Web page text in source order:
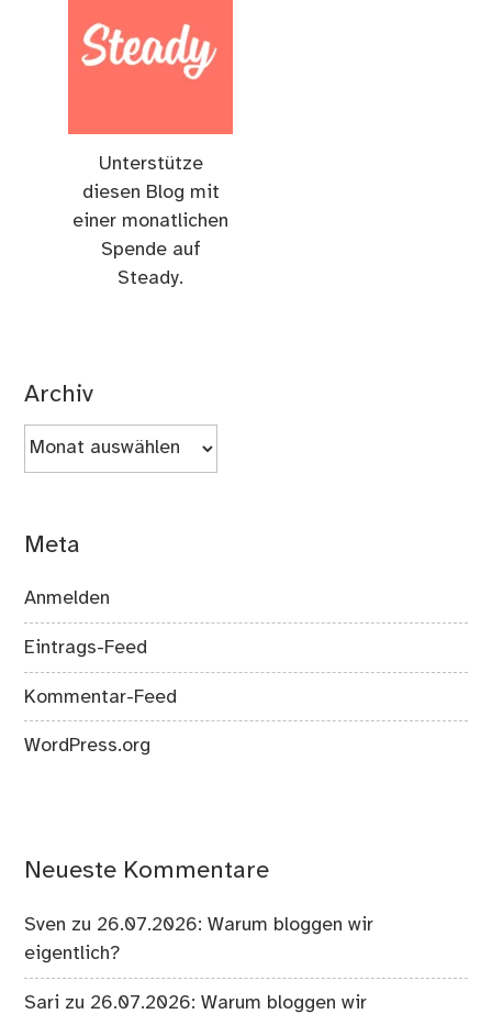
Unterstütze
diesen Blog mit
einer monatlichen
Spende auf
Steady.
Archiv
Archiv
Meta
Anmelden
Eintrags-Feed
Kommentar-Feed
WordPress.org
Neueste Kommentare
Sven zu 26.07.2026: Warum bloggen wir
eigentlich?
Sari zu 26.07.2026: Warum bloggen wir